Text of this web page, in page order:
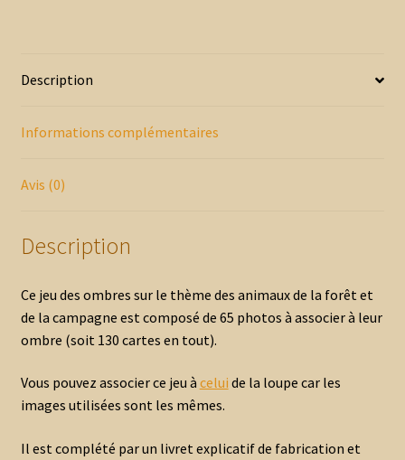
Description
Informations complémentaires
Avis (0)
Description
Ce jeu des ombres sur le thème des animaux de la forêt et
de la campagne est composé de 65 photos à associer à leur
ombre (soit 130 cartes en tout).
Vous pouvez associer ce jeu à celui de la loupe car les
images utilisées sont les mêmes.
Il est complété par un livret explicatif de fabrication et